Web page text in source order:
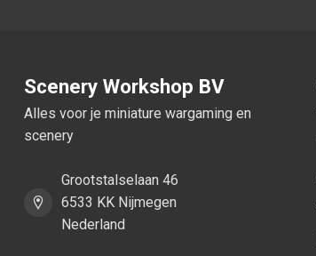
Scenery Workshop BV
Alles voor je miniature wargaming en
scenery
Grootstalselaan 46
6533 KK Nijmegen
Nederland